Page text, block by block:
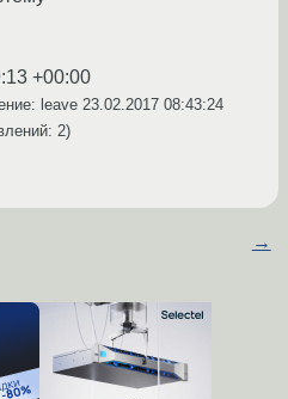
+00:00
leave 23.02.2017 08:43:24
2)
→